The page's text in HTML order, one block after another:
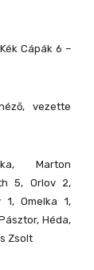
Cápák 6 –
vezette
Marton
5, Orlov 2,
Omelka 1,
Héda,
Zsolt